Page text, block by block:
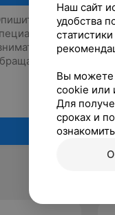
Наш сайт
удобства
Вы можете
cookie или
Для
сроках и